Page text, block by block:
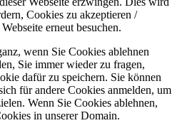
Cookies zu akzeptieren /
erneut besuchen.
wenn Sie Cookies ablehnen
Sie immer wieder zu fragen,
dafür zu speichern. Sie können
für andere Cookies anmelden, um
Wenn Sie Cookies ablehnen,
in unserer Domain.